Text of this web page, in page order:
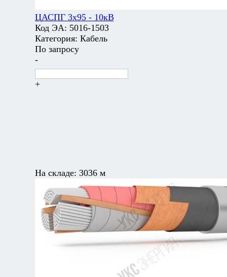
ЦАСПГ 3х95 - 10кВ
Код ЭА: 5016-1503
Категория: Кабель
По запросу
-
+
На складе: 3036 м